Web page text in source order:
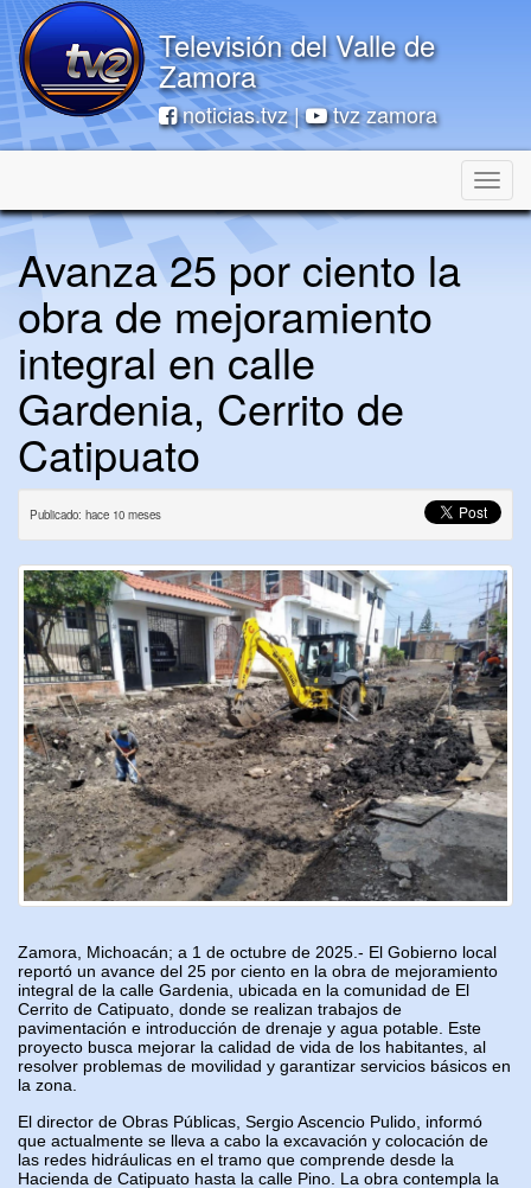
Televisión del Valle de
Zamora
noticias.tvz | tvz zamora
Toggle
Avanza 25 por ciento la
obra de mejoramiento
integral en calle
Gardenia, Cerrito de
Catipuato
Publicado: hace 10 meses
Zamora, Michoacán; a 1 de octubre de 2025.- El Gobierno local
reportó un avance del 25 por ciento en la obra de mejoramiento
integral de la calle Gardenia, ubicada en la comunidad de El
Cerrito de Catipuato, donde se realizan trabajos de
pavimentación e introducción de drenaje y agua potable. Este
proyecto busca mejorar la calidad de vida de los habitantes, al
resolver problemas de movilidad y garantizar servicios básicos en
la zona.
El director de Obras Públicas, Sergio Ascencio Pulido, informó
que actualmente se lleva a cabo la excavación y colocación de
las redes hidráulicas en el tramo que comprende desde la
Hacienda de Catipuato hasta la calle Pino. La obra contempla la